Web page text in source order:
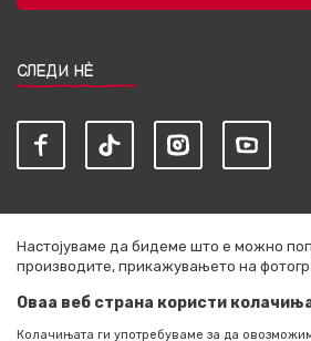
СЛЕДИ НЀ
Настојуваме да бидеме што е можно
производите, прикажувањето на
комплетни и без грешки. Сите артикли
дел од нашата понуда и не се
Оваа веб страна користи
Колачињата ги употребуваме за да